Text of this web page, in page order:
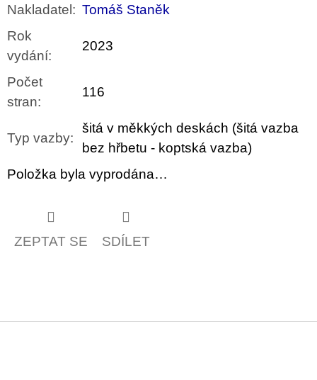
Nakladatel : Tomáš Staněk
Rok
vydání:
2023
Počet
stran:
116
Typ vazby:
šitá v měkkých deskách (šitá vazba
bez hřbetu - koptská vazba)
Položka byla vyprodána…
ZEPTAT SE SDÍLET